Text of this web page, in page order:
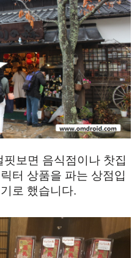
보면 음식점이나 찻집
터 상품을 파는 상점입
로 했습니다.